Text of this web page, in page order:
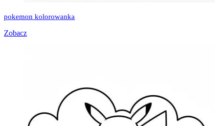
pokemon kolorowanka
Zobacz